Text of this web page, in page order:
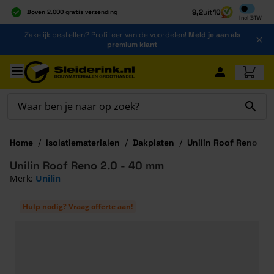
Boven 2.000 gratis verzending
Al 40 jaar dé specialist
Alles onder één dak
9,2uit10
Incl BTW
Inclusief
Ga naar de inhoud
Zakelijk bestellen? Profiteer van de voordelen! Meld je aan als
premium klant
Ga naar hoofdinhoud
Home / Isolatiematerialen / Dakplaten / Unilin Roof Reno
Hulp nodig? Vraag offerte aan!
Unilin Roof Reno 2.0 - 40 mm
Merk: Unilin